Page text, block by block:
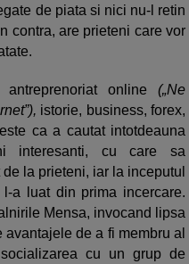
de piata si nici nu-l retin
contra, are prieteni care vor
online („Ne
istorie, business, forex,
ca a cautat intotdeauna
interesanti, cu care sa
la prieteni, iar la inceputul
a luat din prima incercare.
Mensa, invocand lipsa
de a fi membru al
cu un grup de